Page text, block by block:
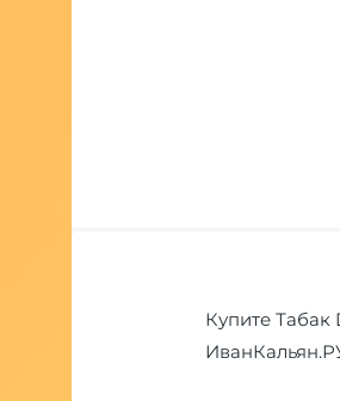
Купите Табак